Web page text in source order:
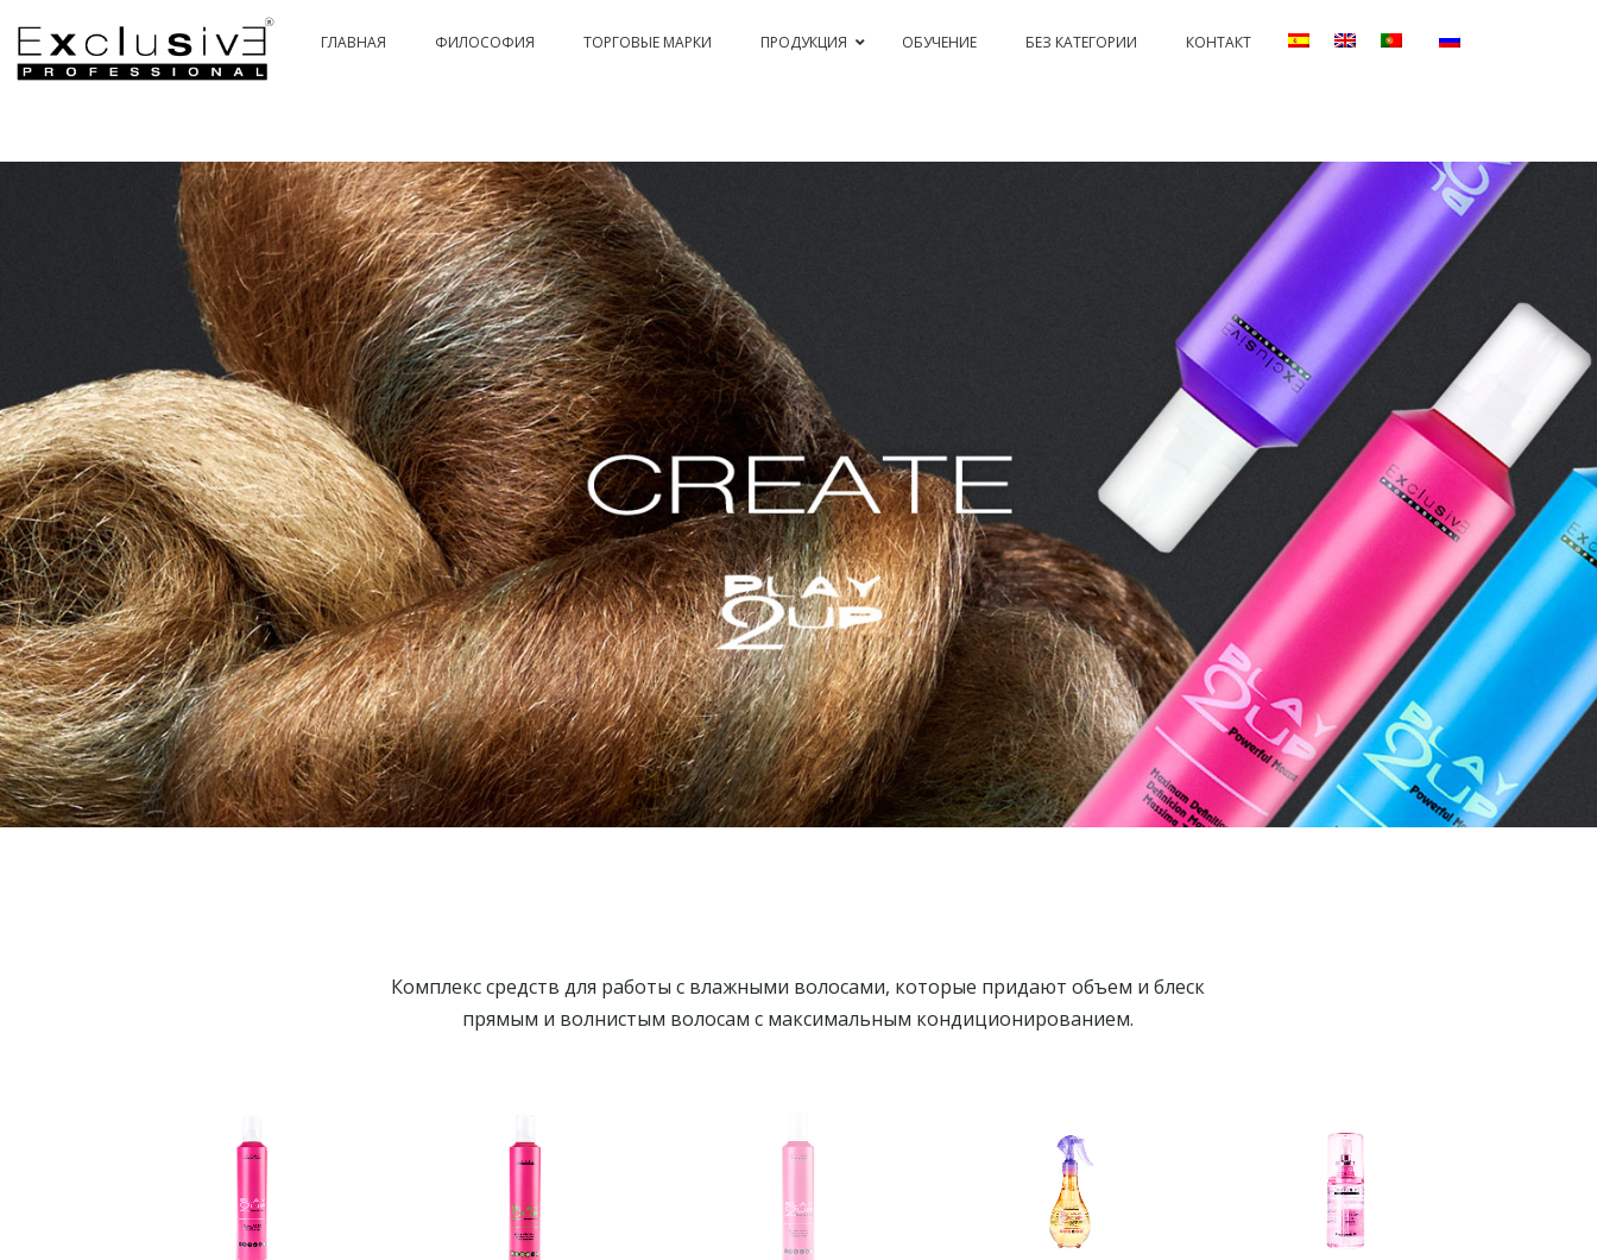
ГЛАВНАЯ ФИЛОСОФИЯ ТОРГОВЫЕ МАРКИ ПРОДУКЦИЯ
PASSION & COLOR HI-TECH PASSION & COLOR EKO
PASSIONEX
ОБУЧЕНИЕ БЕЗ КАТЕГОРИИ КОНТАКТ
Комплекс средств для работы с влажными волосами, которые придают объем и блеск
прямым и волнистым волосам с максимальным кондиционированием.